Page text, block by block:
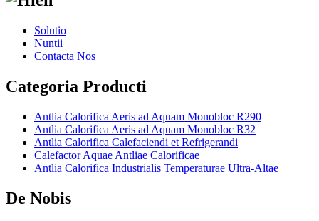
Solutio
Nuntii
Contacta Nos
Categoria Producti
Antlia Calorifica Aeris ad Aquam Monobloc R290
Antlia Calorifica Aeris ad Aquam Monobloc R32
Antlia Calorifica Calefaciendi et Refrigerandi
Calefactor Aquae Antliae Calorificae
Antlia Calorifica Industrialis Temperaturae Ultra-Altae
De Nobis